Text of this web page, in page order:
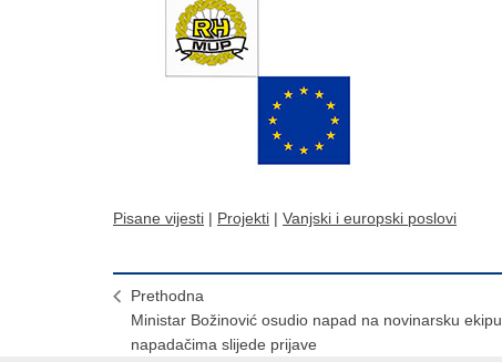
Pisane vijesti | Projekti | Vanjski i europski poslovi
Prethodna
Ministar Božinović osudio napad na novinarsku ekipu,
napadačima slijede prijave